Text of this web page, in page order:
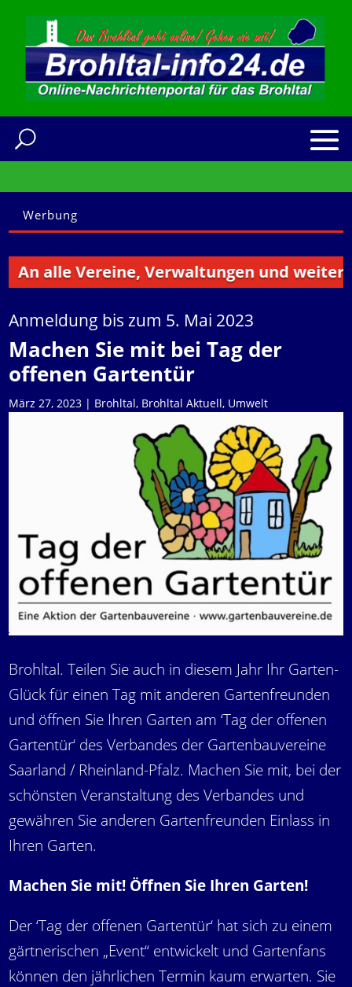
Werbung
alle Vereine, Verwaltungen und weitere
Anmeldung bis zum 5. Mai 2023
Machen Sie mit bei Tag der
offenen Gartentür
März 27, 2023 | Brohltal, Brohltal Aktuell, Umwelt
Brohltal. Teilen Sie auch in diesem Jahr Ihr Garten-
Glück für einen Tag mit anderen Gartenfreunden
und öffnen Sie Ihren Garten am ‘Tag der offenen
Gartentür‘ des Verbandes der Gartenbauvereine
Saarland / Rheinland-Pfalz. Machen Sie mit, bei der
schönsten Veranstaltung des Verbandes und
gewähren Sie anderen Gartenfreunden Einlass in
Ihren Garten.
Machen Sie mit! Öffnen Sie Ihren Garten!
Der ‘Tag der offenen Gartentür‘ hat sich zu einem
gärtnerischen „Event“ entwickelt und Gartenfans
können den jährlichen Termin kaum erwarten. Sie